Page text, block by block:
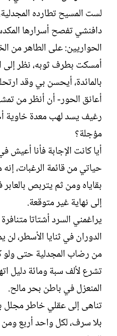
لست المسيح تطارده
دافنشي تفصح أسرارها
الحواريين: على الطاهر من
أمسكت بطرف ثوبه، نظر إلى
بالمائدة، أيحسن بي وقد
أعانق الحور- أن أنظر من
رغيف يسد لهب معدة خاوية
مؤجلة؟
أيا كانت الإجابة فأنا
حياتي من قائمة الرغبات،
بقاياه ومن ثم يتربص
إلى نهاية غير متوقعة.
يراغمني السرد أشتاتا
الدوران في ثنايا الأسطر،
من رضاب المجدلية حتى ولو
تشرع لألف سبة ومائة دليل
المنعزل في باطن بحر مالح.
تناهى إلى عقلي خاطر مجلل
بلا سرف، لكل واحد أربع